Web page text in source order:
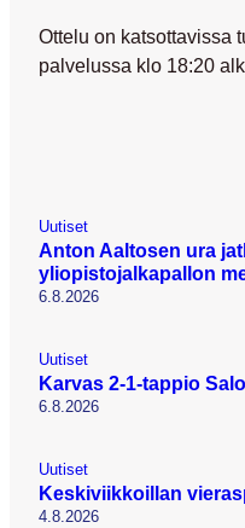
Ottelu on katsottavissa
palvelussa klo 18:20
Uutiset
Anton Aaltosen ura
yliopistojalkapallon
6.8.2026
Uutiset
Karvas 2-1-tappio
6.8.2026
Uutiset
Keskiviikkoillan
4.8.2026